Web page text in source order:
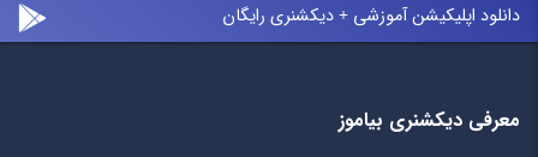
دانلود اپلیکیشن آموزشی + دیکشنری رایگان
معرفی دیکشنری بیاموز